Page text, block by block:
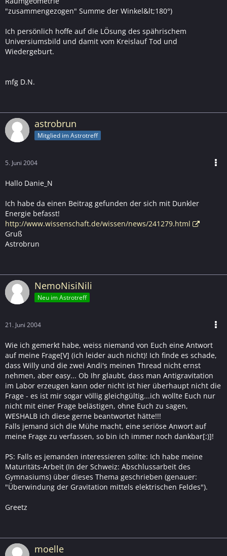
"zusammengezogen" Summe der Winkel&lt;180°)
Ich persönlich hoffe auf die LÖsung des spährischem
Universiumsbild und damit vom Kreislauf Tod und
Wiedergeburt.
mfg D.N.
astrobrun
Mitglied im Astrotreff
5. Juni 2004
Hallo Danie_N
Ich habe da einen Beitrag gefunden der sich mit Dunkler
Energie befasst!
http://www.wissenschaft.de/wissen/news/241279.html
Gruß
Astrobrun
NemoNisiNili
Neu im Astrotreff
21. Juni 2004
Wie ich gemerkt habe, weiss niemand von Euch eine Antwort
auf meine Frage[V] (ich leider auch nicht)! Ich finde es schade,
dass Willy und die zwei Andi's meinen Thread nicht ernst
nehmen, aber easy... Ob Ihr glaubt, dass man Antigravitation
im Labor erzeugen kann oder nicht ist hier überhaupt nicht die
Frage - es ist mir sogar völlig gleichgültig...ich wollte Euch nur
nicht mit einer Frage belästigen, ohne Euch zu sagen,
WESHALB ich diese gerne beantwortet hätte!!!
Falls jemand sich die Mühe macht, eine seriöse Anwort auf
meine Frage zu verfassen, so bin ich immer noch dankbar[:)]!
PS: Falls es jemanden interessieren sollte: Ich habe meine
Maturitäts-Arbeit (In der Schweiz: Abschlussarbeit des
Gymnasiums) über dieses Thema geschrieben (genauer:
"Überwindung der Gravitation mittels elektrischen Feldes").
Greetz
moelle